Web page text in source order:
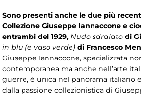
Sono presenti anche le due più
Collezione Giuseppe Iannaccone e
entrambi del 1929, Nudo sdraiato di
in blu (e vaso verde) di Francesco
Giuseppe Iannaccone, specializzata
contemporanea ma anche nell’arte
guerre, è unica nel panorama italiano
dalla passione collezionistica di